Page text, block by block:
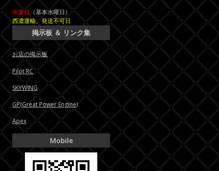
休業日 （基本水曜日）
西濃運輸、発送不可日
掲示板 ＆ リンク集
お店の掲示板
Pilot RC
SKYWING
GP(Great Power Engine)
Apex
Mobile